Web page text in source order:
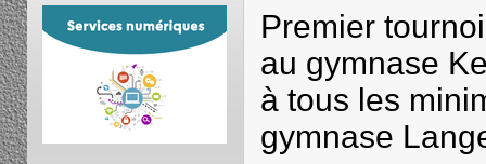
Premier
au gymnase
à tous les
gymnase